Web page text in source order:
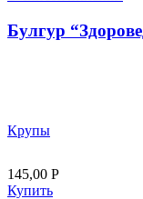
Булгур
Крупы
145,00 Р
Купить